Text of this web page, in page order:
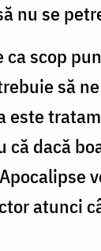
nu se
ca scop
să
este
că dacă
atunci